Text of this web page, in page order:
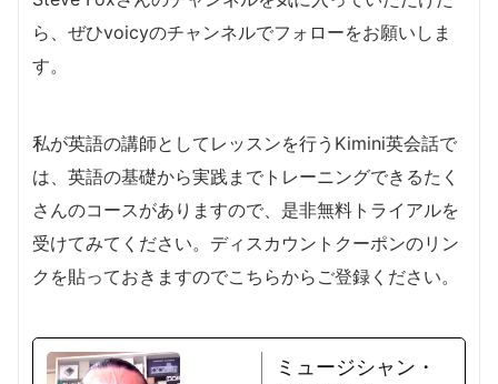
ら、ぜひvoicyのチャンネルでフォローをお願いしま
す。
私が英語の講師としてレッスンを行うKimini英会話で
は、英語の基礎から実践までトレーニングできるたく
さんのコースがありますので、是非無料トライアルを
受けてみてください。ディスカウントクーポンのリン
クを貼っておきますのでこちらからご登録ください。
ミュージシャン・